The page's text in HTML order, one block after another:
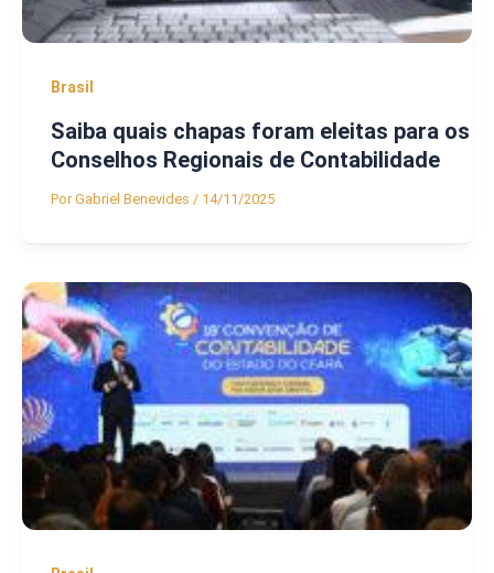
Brasil
Saiba quais chapas foram eleitas para os
Conselhos Regionais de Contabilidade
PorGabriel Benevides / 14/11/2025